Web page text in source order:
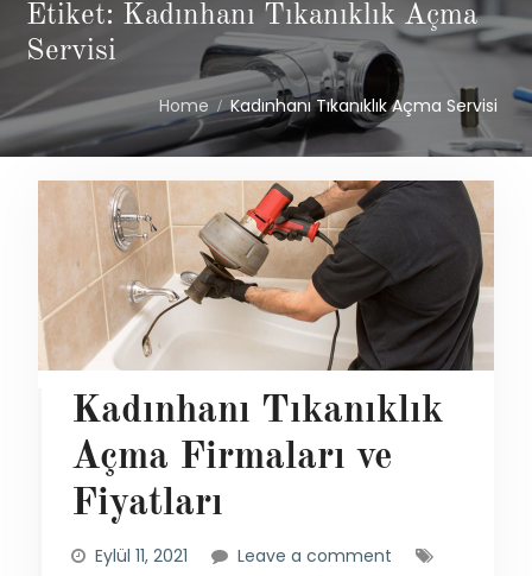
Etiket: Kadınhanı Tıkanıklık Açma
Servisi
Home Kadınhanı Tıkanıklık Açma Servisi
Kadınhanı Tıkanıklık
Açma Firmaları ve
Fiyatları
Eylül 11, 2021
Leave a comment